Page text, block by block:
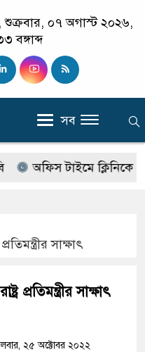
০৭ অগাস্ট ২০২৬,
বঙ্গাব্দ
সব
টাইমে ক্লিনিকে রোগী
সাক্ষাৎ
প্রতিমন্ত্রীর সাক্ষাৎ
২৫ অক্টোবর ২০২২